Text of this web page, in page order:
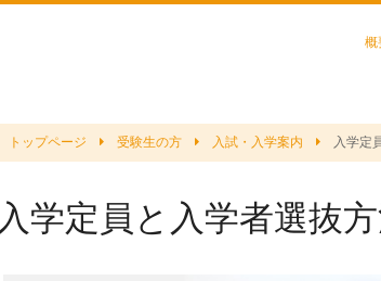
概
トップページ 受験生の方 入試・入学案内 入学定
入学定員と入学者選抜